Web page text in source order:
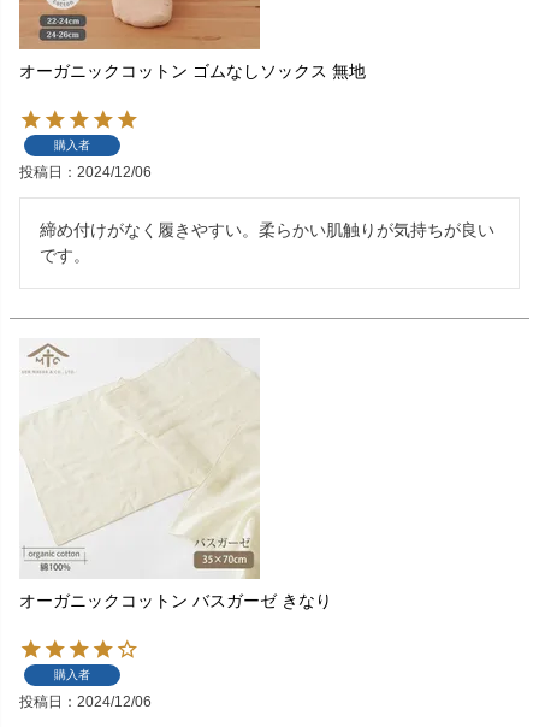
オーガニックコットン ゴムなしソックス 無地
購入者
投稿日 2024/12/06
締め付けがなく履きやすい。柔らかい肌触りが気持ちが良い
です。
オーガニックコットン バスガーゼ きなり
購入者
投稿日 2024/12/06